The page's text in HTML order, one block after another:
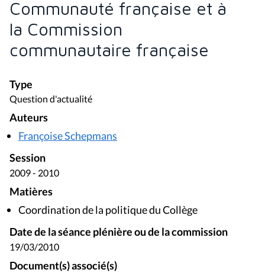
Communauté française et à
la Commission
communautaire française
Type
Question d'actualité
Auteurs
Françoise Schepmans
Session
2009 - 2010
Matières
Coordination de la politique du Collège
Date de la séance plénière ou de la commission
19/03/2010
Document(s) associé(s)